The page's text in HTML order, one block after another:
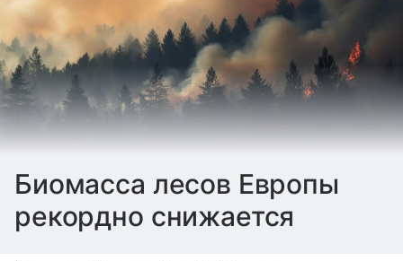
Биомасса лесов Европы
рекордно снижается